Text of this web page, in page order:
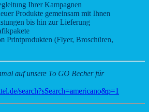
Ihrer Kampagnen
Produkte gemeinsam mit Ihnen
bis hin zur Lieferung
Printprodukten (Flyer, Broschüren,
auf unsere To GO Becher für
search?sSearch=americano&p=1